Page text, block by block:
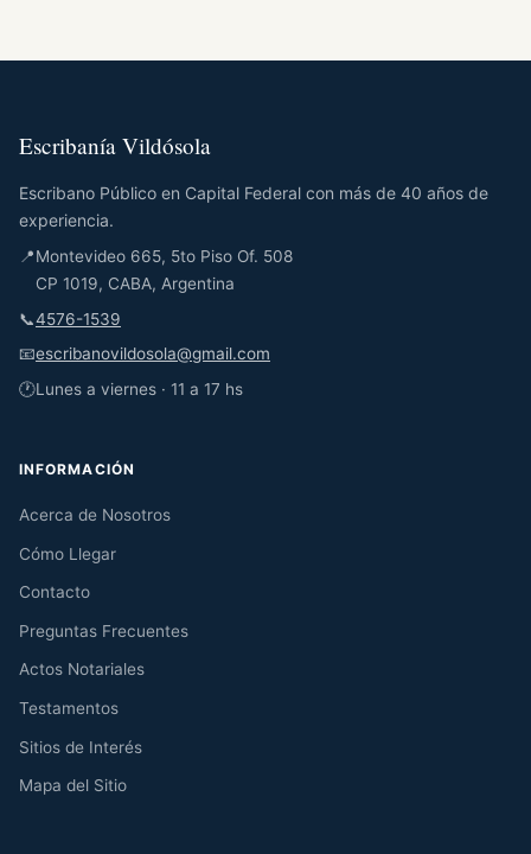
Escribanía Vildósola
Escribano Público en Capital Federal con más de 40 años de
experiencia.
📍Montevideo 665, 5to Piso Of. 508
CP 1019, CABA, Argentina
📞4576-1539
📧escribanovildosola@gmail.com
🕐Lunes a viernes · 11 a 17 hs
INFORMACIÓN
Acerca de Nosotros
Cómo Llegar
Contacto
Preguntas Frecuentes
Actos Notariales
Testamentos
Sitios de Interés
Mapa del Sitio